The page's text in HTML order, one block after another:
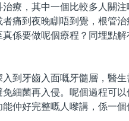
，其中一個比較多人關注
痛到夜晚瞓唔到覺，根管
係要做呢個療程？同埋點解
牙齒入面嘅牙髓層，醫生
細菌再入侵。呢個過程可以
仲好完整嘅人嚟講，係一